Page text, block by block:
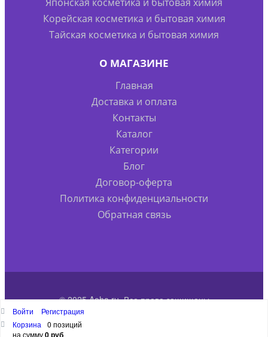
Корейская косметика и бытовая химия
Тайская косметика и бытовая химия
О МАГАЗИНЕ
Главная
Доставка и оплата
Контакты
Каталог
Категории
Блог
Договор-оферта
Политика конфиденциальности
Обратная связь
© 2025 Aoha.ru. Все права защищены
Войти
Регистрация
Корзина
0 позиций
на сумму0 руб